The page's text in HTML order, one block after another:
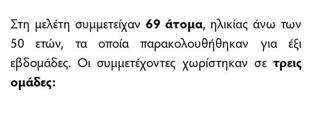
Στη μελέτη συμμετείχαν 69 άτομα, ηλικίας άνω των
50 ετών, τα οποία παρακολουθήθηκαν για έξι
εβδομάδες. Οι συμμετέχοντες χωρίστηκαν σετρεις
ομάδες: